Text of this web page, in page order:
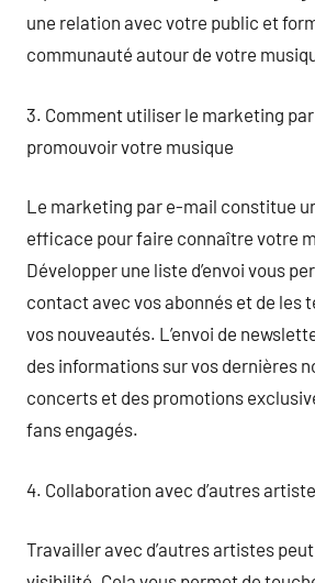
une relation avec votre public et
communauté autour de votre
3. Comment utiliser le marketing
promouvoir votre musique
Le marketing par e-mail constitue
efficace pour faire connaître votre
Développer une liste d’envoi vous
contact avec vos abonnés et de les
vos nouveautés. L’envoi de
des informations sur vos dernières
concerts et des promotions
fans engagés.
4. Collaboration avec d’autres
Travailler avec d’autres artistes